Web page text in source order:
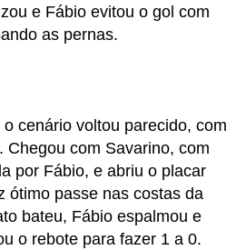
e Fábio evitou o gol com
as pernas.
cenário voltou parecido, com
Chegou com Savarino, com
por Fábio, e abriu o placar
ótimo passe nas costas da
bateu, Fábio espalmou e
o rebote para fazer 1 a 0.